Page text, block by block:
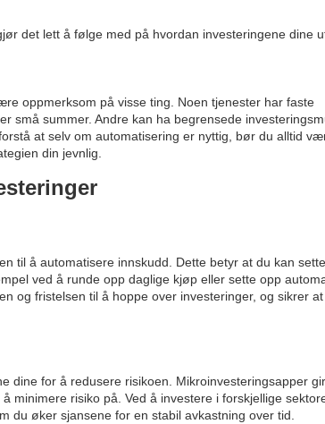
det lett å følge med på hvordan investeringene dine
oppmerksom på visse ting. Noen tjenester har faste
små summer. Andre kan ha begrensede
at selv om automatisering er nyttig, bør du alltid
din jevnlig.
til å automatisere innskudd. Dette betyr at du kan
ved å runde opp daglige kjøp eller sette opp
og fristelsen til å hoppe over investeringer, og sikrer
dine for å redusere risikoen. Mikroinvesteringsapper
minimere risiko på. Ved å investere i forskjellige
du øker sjansene for en stabil avkastning over tid.